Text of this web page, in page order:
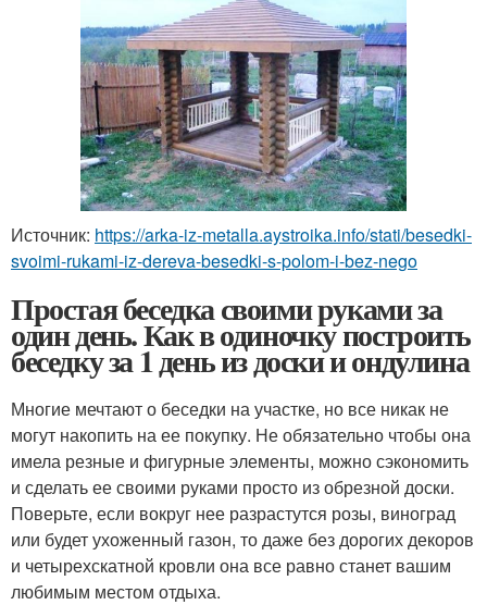
Источник: https://arka-iz-metalla.aystroika.info/stati/besedki-
svoimi-rukami-iz-dereva-besedki-s-polom-i-bez-nego
Простая беседка своими руками за
один день. Как в одиночку построить
беседку за 1 день из доски и ондулина
Многие мечтают о беседки на участке, но все никак не
могут накопить на ее покупку. Не обязательно чтобы она
имела резные и фигурные элементы, можно сэкономить
и сделать ее своими руками просто из обрезной доски.
Поверьте, если вокруг нее разрастутся розы, виноград
или будет ухоженный газон, то даже без дорогих декоров
и четырехскатной кровли она все равно станет вашим
любимым местом отдыха.